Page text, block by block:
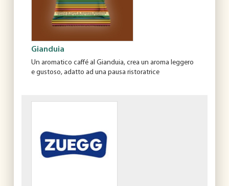
Gianduia
Un aromatico caffé al Gianduia, crea un aroma leggero
e gustoso, adatto ad una pausa ristoratrice